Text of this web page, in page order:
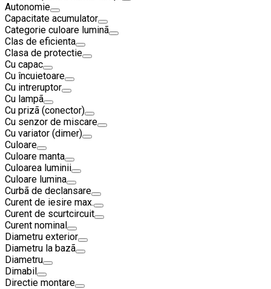
Autonomie
Capacitate acumulator
Categorie culoare luminã
Clas de eficienta
Clasa de protectie
Cu capac
Cu încuietoare
Cu intreruptor
Cu lampã
Cu prizã (conector)
Cu senzor de miscare
Cu variator (dimer)
Culoare
Culoare manta
Culoarea luminii
Culoare lumina
Curbã de declansare
Curent de iesire max.
Curent de scurtcircuit
Curent nominal
Diametru exterior
Diametru la bazã
Diametru
Dimabil
Directie montare